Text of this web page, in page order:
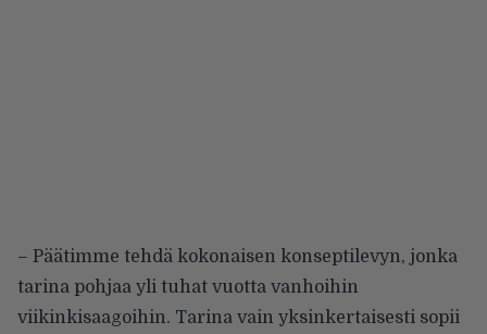
– Päätimme tehdä kokonaisen konseptilevyn, jonka
tarina pohjaa yli tuhat vuotta vanhoihin
viikinkisaagoihin. Tarina vain yksinkertaisesti sopii